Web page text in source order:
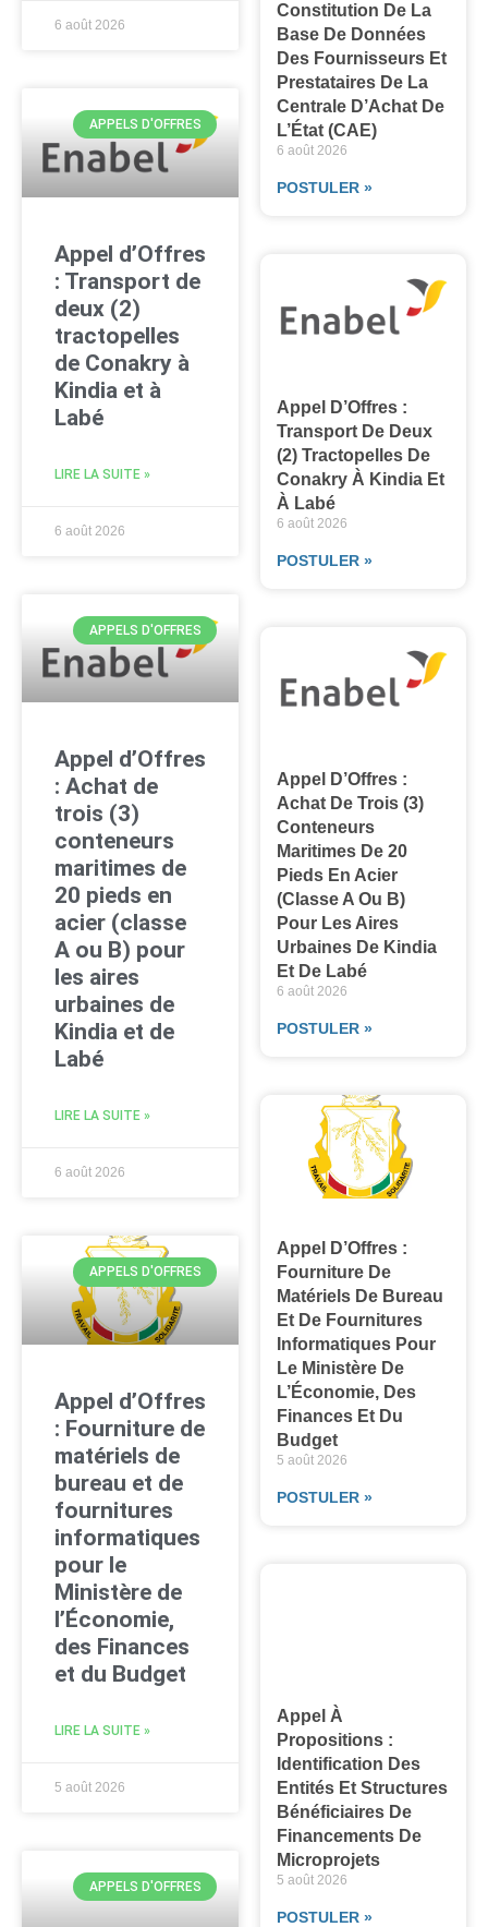
6 août 2026
APPELS D'OFFRES
Appel d’Offres
: Transport de
deux (2)
tractopelles
de Conakry à
Kindia et à
Labé
LIRE LA SUITE »
6 août 2026
APPELS D'OFFRES
Appel d’Offres
: Achat de
trois (3)
conteneurs
maritimes de
20 pieds en
acier (classe
A ou B) pour
les aires
urbaines de
Kindia et de
Labé
LIRE LA SUITE »
6 août 2026
APPELS D'OFFRES
Appel d’Offres
: Fourniture de
matériels de
bureau et de
fournitures
informatiques
pour le
Ministère de
l’Économie,
des Finances
et du Budget
LIRE LA SUITE »
5 août 2026
APPELS D'OFFRES
Constitution De La
Base De Données
Des Fournisseurs Et
Prestataires De La
Centrale D’Achat De
L’État (CAE)
6 août 2026
POSTULER »
Appel D’Offres :
Transport De Deux
(2) Tractopelles De
Conakry À Kindia Et
À Labé
6 août 2026
POSTULER »
Appel D’Offres :
Achat De Trois (3)
Conteneurs
Maritimes De 20
Pieds En Acier
(classe A Ou B)
Pour Les Aires
Urbaines De Kindia
Et De Labé
6 août 2026
POSTULER »
Appel D’Offres :
Fourniture De
Matériels De Bureau
Et De Fournitures
Informatiques Pour
Le Ministère De
L’Économie, Des
Finances Et Du
Budget
5 août 2026
POSTULER »
Appel À
Propositions :
Identification Des
Entités Et Structures
Bénéficiaires De
Financements De
Microprojets
5 août 2026
POSTULER »